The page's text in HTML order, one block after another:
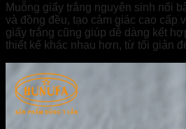
Muỗng giấy trắng nguyên sinh nổi
và đồng đều, tạo cảm giác cao cấp
giấy trắng cũng giúp dễ dàng kết
thiết kế khác nhau hơn, từ tối giản